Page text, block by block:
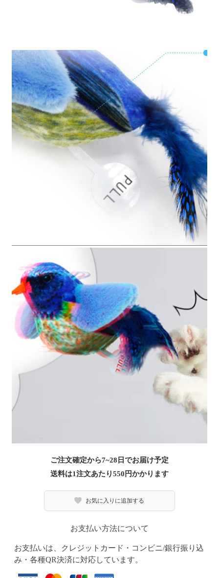
ご注文確定から7~28日でお届け予定
送料は1注文あたり550 円かかります
お気に入りに追加する
お支払い方法について
お支払いは、クレジットカード・コンビニ/銀行振り込
み・各種QR決済に対応しています。